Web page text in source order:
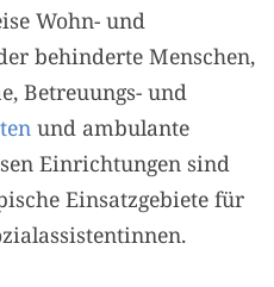
Wohn- und
behinderte Menschen,
Betreuungs- und
und ambulante
Einrichtungen sind
Einsatzgebiete für